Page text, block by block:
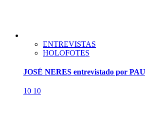
ENTREVISTAS
HOLOFOTES
JOSÉ NERES entrevistado por
10 10